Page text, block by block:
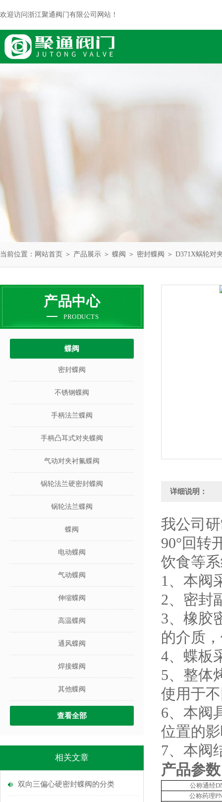
欢迎访问浙江聚通阀门有限公司网站！
当前位置： 网站首页 ＞ 产品展示 ＞ 蝶阀 ＞ 密封蝶阀 ＞ D371X蜗轮对
产品中心
PRODUCTS
蝶阀
密封蝶阀
不锈钢蝶阀
手柄法兰蝶阀
手柄凸耳式对夹蝶阀
气动对夹衬氟蝶阀
锅轮法兰硬密封蝶阀
锅轮法兰蝶阀
蝶阀
电动蝶阀
气动蝶阀
伸缩蝶阀
高温蝶阀
通风蝶阀
焊接蝶阀
其他蝶阀
查看全部
相关文章
双向三偏心硬密封蝶阀的分类
详细说明：
我公司
90°回转
饮食等
1、本阀
2、密封
3、橡胶
的介质
4、蝶板
5、整体
使用于
6、本阀
位置的
7、本阀
产品参
公称通经
公称药理